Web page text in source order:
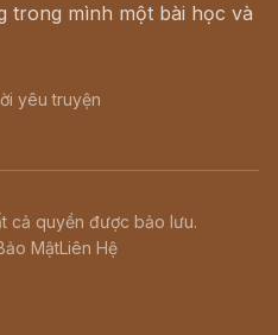
trong mình một bài học và
yêu truyện
cả quyền được bảo lưu.
MậtLiên Hệ